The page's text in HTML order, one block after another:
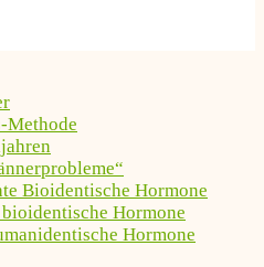
Methode
Bioidentische Hormone
Hormone
Hormone